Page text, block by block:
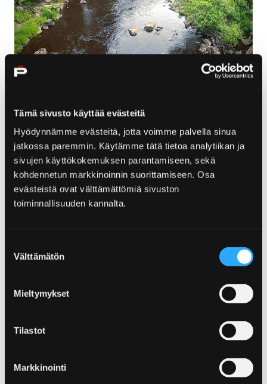
Tämä sivusto käyttää evästeitä
Hyödynnämme evästeitä, jotta voimme palvella sinua
jatkossa paremmin. Käytämme tätä tietoa analytiikan ja
sivujen käyttökokemuksen parantamiseen, sekä
kohdennetun markkinoinnin suorittamiseen. Osa
evästeistä ovat välttämättömiä sivuston
toiminnallisuuden kannalta.
valinta
Välttämätön
Mieltymykset
Tilastot
Markkinointi